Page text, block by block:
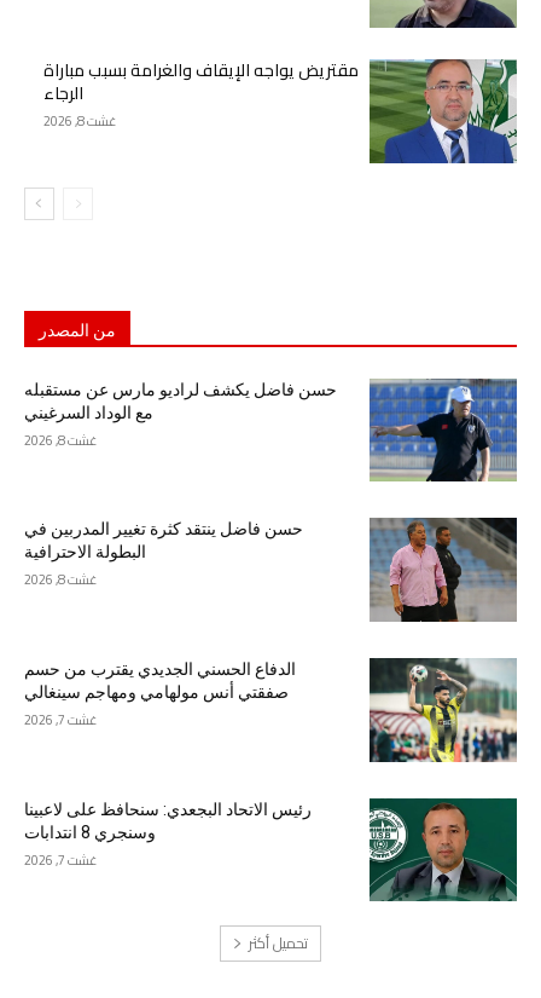
مقتريض يواجه الإيقاف والغرامة بسبب مباراة
الرجاء
غشت 8, 2026
من المصدر
حسن فاضل يكشف لراديو مارس عن مستقبله
مع الوداد السرغيني
غشت 8, 2026
حسن فاضل ينتقد كثرة تغيير المدربين في
البطولة الاحترافية
غشت 8, 2026
الدفاع الحسني الجديدي يقترب من حسم
صفقتي أنس مولهامي ومهاجم سينغالي
غشت 7, 2026
رئيس الاتحاد البجعدي: سنحافظ على لاعبينا
وسنجري 8 انتدابات
غشت 7, 2026
تحميل أكثر